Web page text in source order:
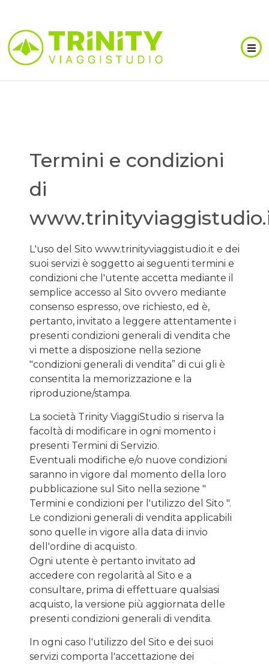
Termini e condizioni
di
L'uso del Sito www.trinityviaggistudio.it e dei
suoi servizi è soggetto ai seguenti termini e
condizioni che l'utente accetta mediante il
semplice accesso al Sito ovvero mediante
consenso espresso, ove richiesto, ed è,
pertanto, invitato a leggere attentamente i
presenti condizioni generali di vendita che
vi mette a disposizione nella sezione
"condizioni generali di vendita” di cui gli è
consentita la memorizzazione e la
riproduzione/stampa.
La società Trinity ViaggiStudio si riserva la
facoltà di modificare in ogni momento i
presenti Termini di Servizio.
Eventuali modifiche e/o nuove condizioni
saranno in vigore dal momento della loro
pubblicazione sul Sito nella sezione "
Termini e condizioni per l'utilizzo del Sito ".
Le condizioni generali di vendita applicabili
sono quelle in vigore alla data di invio
dell'ordine di acquisto.
Ogni utente è pertanto invitato ad
accedere con regolarità al Sito e a
consultare, prima di effettuare qualsiasi
acquisto, la versione più aggiornata delle
presenti condizioni generali di vendita.
In ogni caso l'utilizzo del Sito e dei suoi
servizi comporta l'accettazione dei